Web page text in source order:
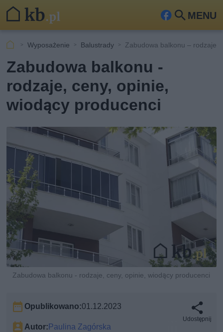
MENU
Fa
ook
Szu
Wyposażenie Balustrady Zabudowa balkonu – rodzaje i
Zabudowa balkonu -
rodzaje, ceny, opinie,
wiodący producenci
Zabudowa balkonu - rodzaje, ceny, opinie, wiodący producenci
Opublikowano:01.12.2023
Autor:Paulina Zagórska
Udostępnij